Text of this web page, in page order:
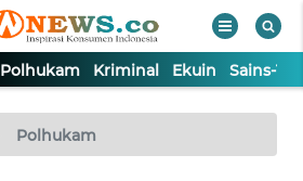
Polhukam Kriminal Ekuin Sains-
Polhukam